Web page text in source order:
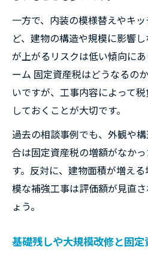
一方で、内装の模様替えやキ
ど、建物の構造や規模に影響
が上がるリスクは低い傾向に
ーム 固定資産税はどうなるの
いですが、工事内容によって
しておくことが大切です。
過去の相談事例でも、外観や
合は固定資産税の増額がなか
す。反対に、建物面積が増え
模な補強工事は評価額が見直
ょう。
基礎残しや大規模改修と固